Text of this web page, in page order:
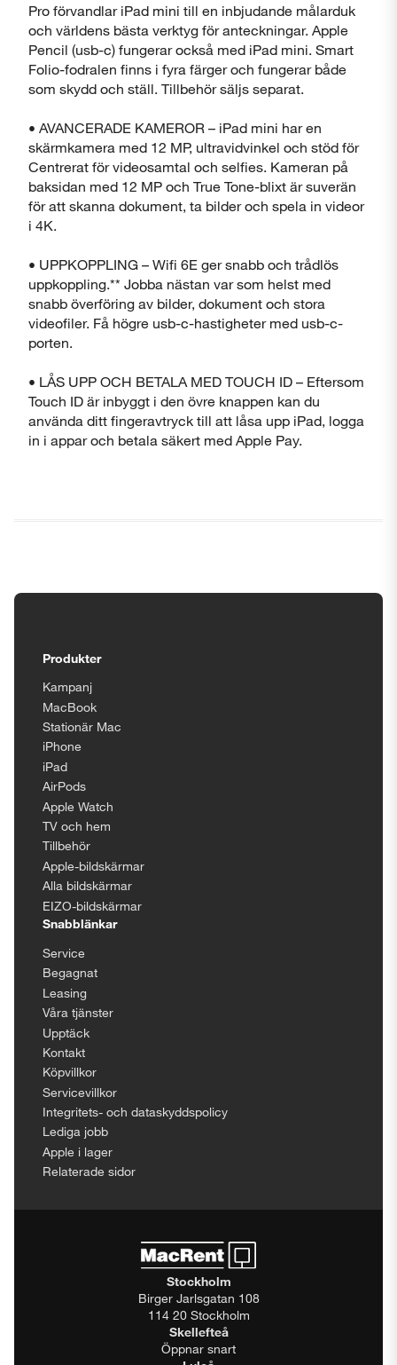
Pro förvandlar iPad mini till en inbjudande målarduk
och världens bästa verktyg för anteckningar. Apple
Pencil (usb-c) fungerar också med iPad mini. Smart
Folio-fodralen finns i fyra färger och fungerar både
som skydd och ställ. Tillbehör säljs separat.
• AVANCERADE KAMEROR – iPad mini har en
skärmkamera med 12 MP, ultravidvinkel och stöd för
Centrerat för videosamtal och selfies. Kameran på
baksidan med 12 MP och True Tone-blixt är suverän
för att skanna dokument, ta bilder och spela in videor
i 4K.
• UPPKOPPLING – Wifi 6E ger snabb och trådlös
uppkoppling.** Jobba nästan var som helst med
snabb överföring av bilder, dokument och stora
videofiler. Få högre usb-c-hastigheter med usb-c-
porten.
• LÅS UPP OCH BETALA MED TOUCH ID – Eftersom
Touch ID är inbyggt i den övre knappen kan du
använda ditt fingeravtryck till att låsa upp iPad, logga
in i appar och betala säkert med Apple Pay.
Produkter
Kampanj
MacBook
Stationär Mac
iPhone
iPad
AirPods
Apple Watch
TV och hem
Tillbehör
Apple-bildskärmar
Alla bildskärmar
EIZO-bildskärmar
Snabblänkar
Service
Begagnat
Leasing
Våra tjänster
Upptäck
Kontakt
Köpvillkor
Servicevillkor
Integritets- och dataskyddspolicy
Lediga jobb
Apple i lager
Relaterade sidor
Stockholm
Birger Jarlsgatan 108
114 20 Stockholm
Skellefteå
Öppnar snart